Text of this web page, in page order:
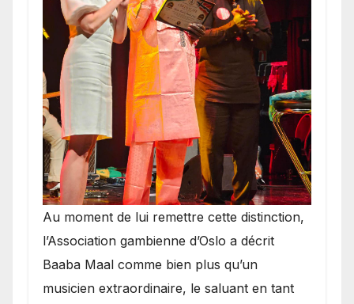
​Au moment de lui remettre cette distinction,
l’Association gambienne d’Oslo a décrit
Baaba Maal comme bien plus qu’un
musicien extraordinaire, le saluant en tant